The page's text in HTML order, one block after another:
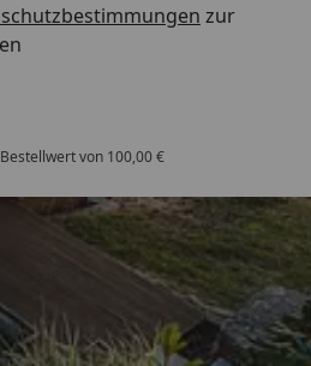
zur
von 100,00 €
Shops
4,81/ 5